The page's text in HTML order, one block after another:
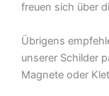
freuen sich über
Übrigens
unserer Schilder
Magnete oder